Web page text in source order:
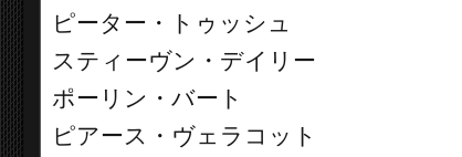
ピーター・トゥッシュ
スティーヴン・デイリー
ポーリン・バート
ピアース・ヴェラコット